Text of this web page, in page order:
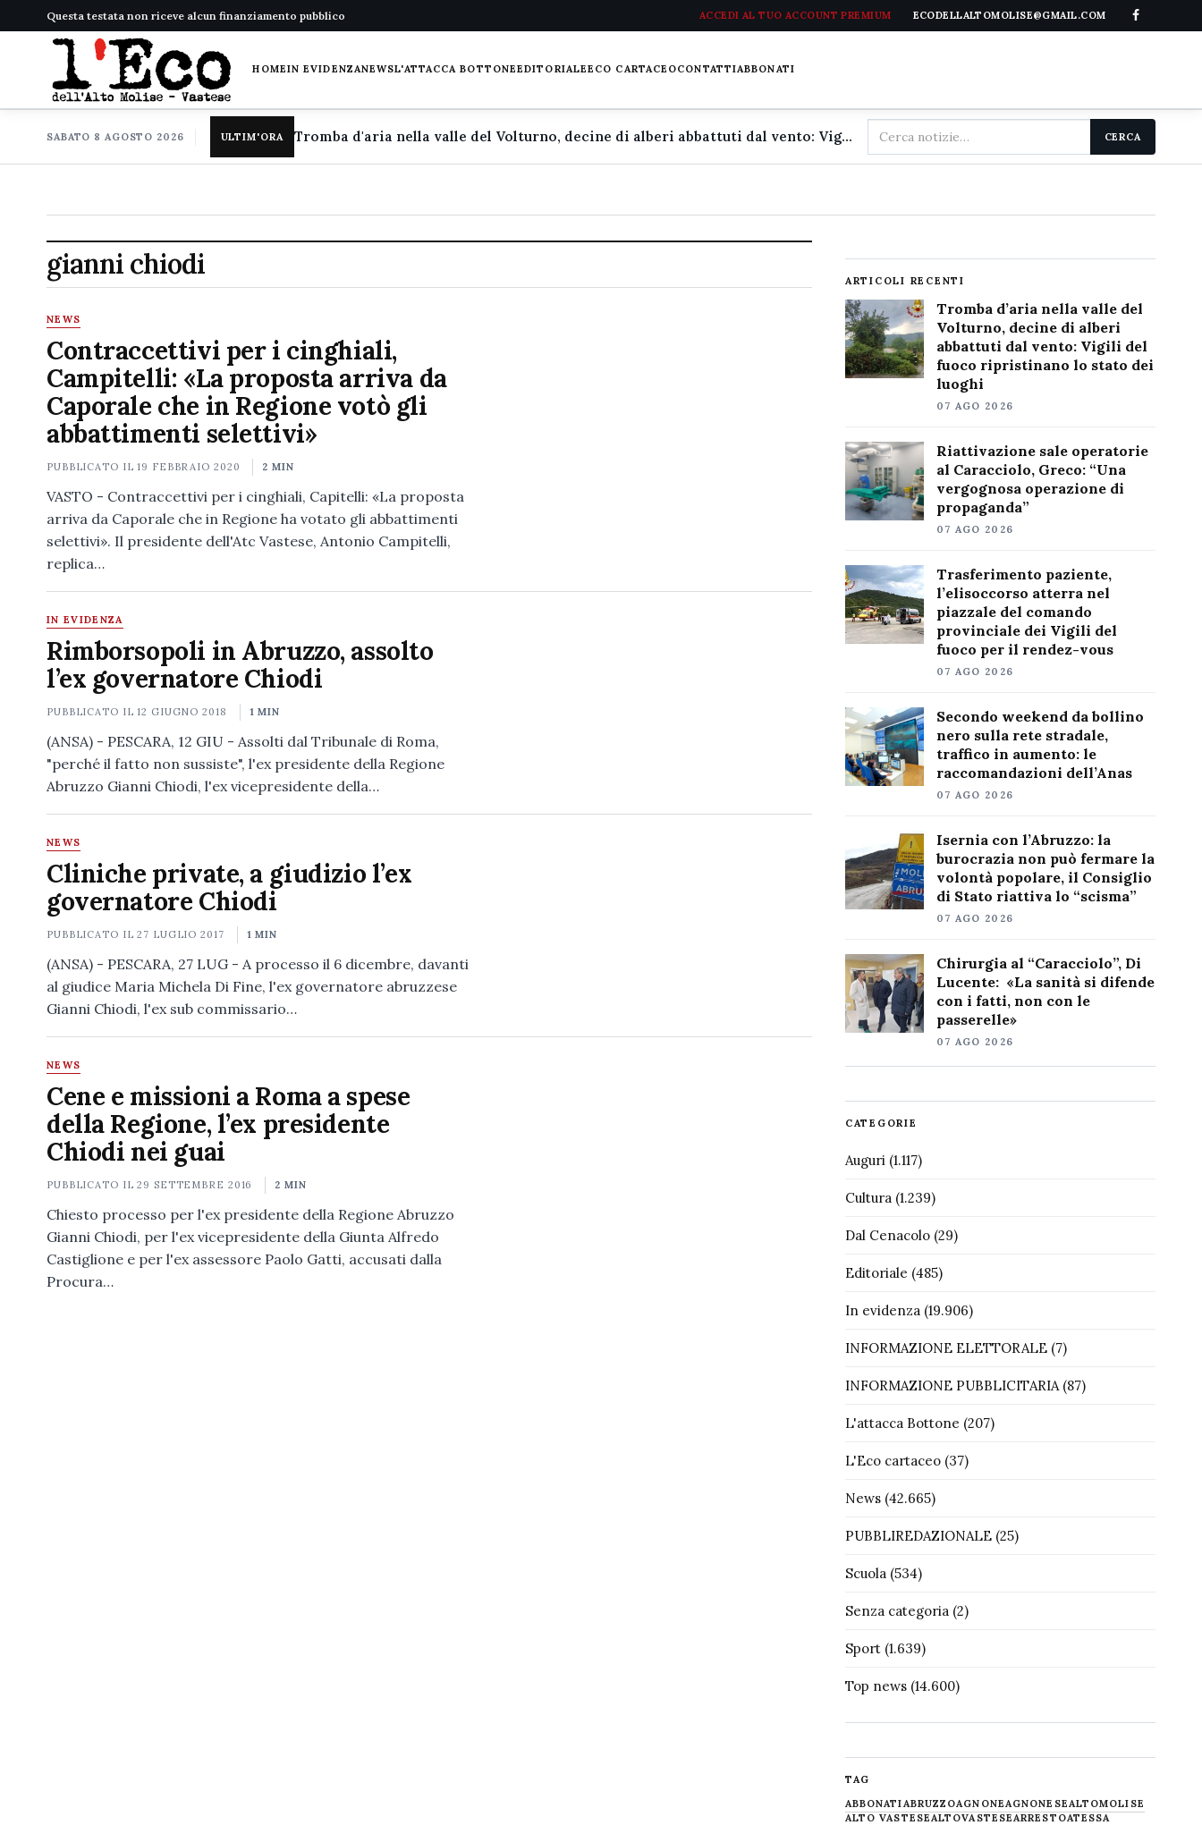
Questa testata non riceve alcun finanziamento pubblico ACCEDI AL TUO ACCOUNT PREMIUM ECODELLALTOMOLISE@GMAIL.COM
HOMEIN EVIDENZANEWSL'ATTACCA BOTTONEEDITORIALEECO CARTACEOCONTATTIABBONATI
SABATO 8 AGOSTO 2026 ULTIM'ORA Tromba d'aria nella valle del Volturno, decine di alberi abbattuti dal vento: Vigili del fuoco ripristinano lo stato dei luoghi
Cerca
nel
CERCA
gianni chiodi
NEWS
Contraccettivi per i cinghiali,
Campitelli: «La proposta arriva da
Caporale che in Regione votò gli
abbattimenti selettivi»
PUBBLICATO IL19 FEBBRAIO 2020 2 MIN
VASTO - Contraccettivi per i cinghiali, Capitelli: «La proposta
arriva da Caporale che in Regione ha votato gli abbattimenti
selettivi». Il presidente dell'Atc Vastese, Antonio Campitelli,
replica…
IN EVIDENZA
Rimborsopoli in Abruzzo, assolto
l’ex governatore Chiodi
PUBBLICATO IL12 GIUGNO 2018 1 MIN
(ANSA) - PESCARA, 12 GIU - Assolti dal Tribunale di Roma,
"perché il fatto non sussiste", l'ex presidente della Regione
Abruzzo Gianni Chiodi, l'ex vicepresidente della…
NEWS
Cliniche private, a giudizio l’ex
governatore Chiodi
PUBBLICATO IL27 LUGLIO 2017 1 MIN
(ANSA) - PESCARA, 27 LUG - A processo il 6 dicembre, davanti
al giudice Maria Michela Di Fine, l'ex governatore abruzzese
Gianni Chiodi, l'ex sub commissario…
NEWS
Cene e missioni a Roma a spese
della Regione, l’ex presidente
Chiodi nei guai
PUBBLICATO IL29 SETTEMBRE 2016 2 MIN
Chiesto processo per l'ex presidente della Regione Abruzzo
Gianni Chiodi, per l'ex vicepresidente della Giunta Alfredo
Castiglione e per l'ex assessore Paolo Gatti, accusati dalla
Procura…
ARTICOLI RECENTI
Tromba d’aria nella valle del
Volturno, decine di alberi
abbattuti dal vento: Vigili del
fuoco ripristinano lo stato dei
luoghi
07 AGO 2026
Riattivazione sale operatorie
al Caracciolo, Greco: “Una
vergognosa operazione di
propaganda”
07 AGO 2026
Trasferimento paziente,
l’elisoccorso atterra nel
piazzale del comando
provinciale dei Vigili del
fuoco per il rendez-vous
07 AGO 2026
Secondo weekend da bollino
nero sulla rete stradale,
traffico in aumento: le
raccomandazioni dell’Anas
07 AGO 2026
Isernia con l’Abruzzo: la
burocrazia non può fermare la
volontà popolare, il Consiglio
di Stato riattiva lo “scisma”
07 AGO 2026
Chirurgia al “Caracciolo”, Di
Lucente: «La sanità si difende
con i fatti, non con le
passerelle»
07 AGO 2026
CATEGORIE
Auguri(1.117)
Cultura(1.239)
Dal Cenacolo(29)
Editoriale (485)
In evidenza(19.906)
INFORMAZIONE ELETTORALE(7)
INFORMAZIONE PUBBLICITARIA(87)
L'attacca Bottone (207)
L'Eco cartaceo(37)
News(42.665)
PUBBLIREDAZIONALE(25)
Scuola(534)
Senza categoria(2)
Sport(1.639)
Top news(14.600)
TAG
ABBONATIABRUZZOAGNONEAGNONESEALTOMOLISE
ALTO VASTESEALTOVASTESEARRESTOATESSA